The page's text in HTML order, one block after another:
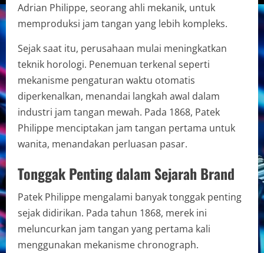
Adrian Philippe, seorang ahli mekanik, untuk
memproduksi jam tangan yang lebih kompleks.
Sejak saat itu, perusahaan mulai meningkatkan
teknik horologi. Penemuan terkenal seperti
mekanisme pengaturan waktu otomatis
diperkenalkan, menandai langkah awal dalam
industri jam tangan mewah. Pada 1868, Patek
Philippe menciptakan jam tangan pertama untuk
wanita, menandakan perluasan pasar.
Tonggak Penting dalam Sejarah Brand
Patek Philippe mengalami banyak tonggak penting
sejak didirikan. Pada tahun 1868, merek ini
meluncurkan jam tangan yang pertama kali
menggunakan mekanisme chronograph.